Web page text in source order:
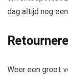
dag altijd nog
Weer een groot